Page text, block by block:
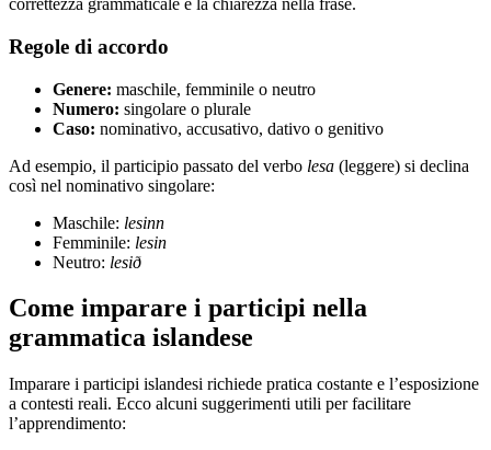
correttezza grammaticale e la chiarezza nella frase.
Regole di accordo
Genere: maschile, femminile o neutro
Numero: singolare o plurale
Caso: nominativo, accusativo, dativo o genitivo
Ad esempio, il participio passato del verbo lesa (leggere) si declina
così nel nominativo singolare:
Maschile: lesinn
Femminile: lesin
Neutro: lesið
Come imparare i participi nella
grammatica islandese
Imparare i participi islandesi richiede pratica costante e l’esposizione
a contesti reali. Ecco alcuni suggerimenti utili per facilitare
l’apprendimento: